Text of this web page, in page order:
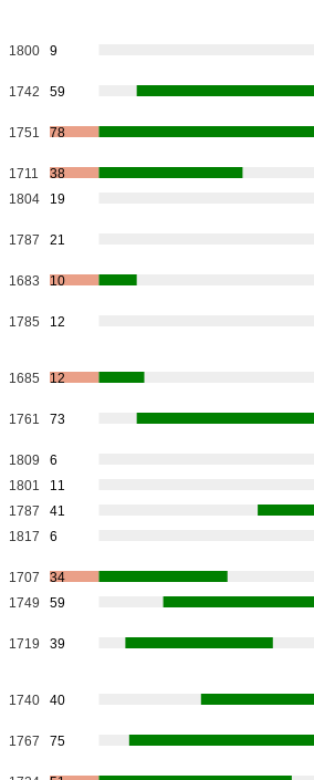
1800 9
1742 59
1751 78
1711
38
1804 19
1787 21
1683 10
1785 12
1685 12
1761 73
1809
6
1801
11
1787
41
1817 6
1707
34
1749 59
1719 39
1740 40
1767 75